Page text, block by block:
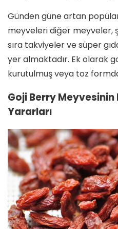
Günden güne artan
meyveleri diğer meyveler,
sıra takviyeler ve süper
yer almaktadır. Ek olarak
kurutulmuş veya toz
Goji Berry Meyvesinin
Yararları